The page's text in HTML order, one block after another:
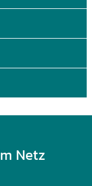
Netz